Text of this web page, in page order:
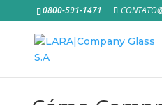
0800-591-1471